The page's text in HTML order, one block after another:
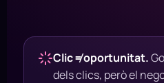
Clic ≠ oportunitat.
dels clics, però el